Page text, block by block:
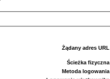
Żądany adres URL
Ścieżka fizyczna
Metoda logowania